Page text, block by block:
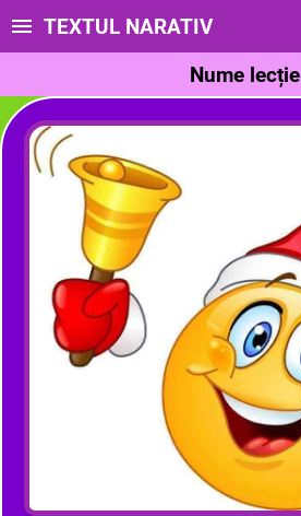
TEXTUL NARATIV
Nume lecție